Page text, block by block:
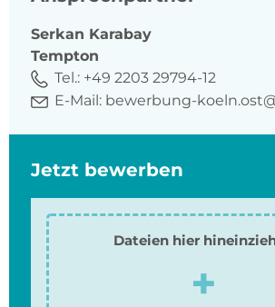
Serkan Karabay
Tempton
Tel.: +49 2203 29794-12
E-Mail: bewerbung-
Jetzt bewerben
Dateien hier